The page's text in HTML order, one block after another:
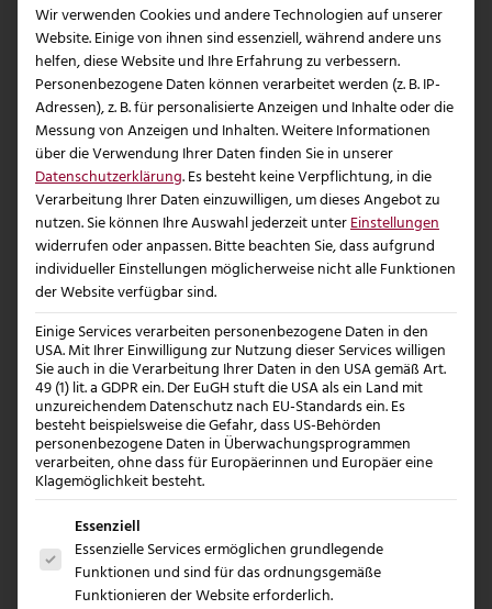
01
Erstgespräch und Beratung
Wir beginnen den Logo-Entwicklungsprozess mit
einem ausführlichen Erstgespräch. Hierbei lernen wir
uns gegenseitig kennen und besprechen Ihre
Wünsche und Vorstellungen. Es geht darum, ein
Gefühl für Ihre Marke zu entwickeln und
herauszufinden, was das Logo ausdrücken soll.
Gleichzeitig können Sie uns alle Fragen stellen und
erhalten eine erste Einschätzung über den zeitlichen
und finanziellen Rahmen. Unser Ziel ist es, ein klares
Bild von Ihren Anforderungen zu bekommen und
Wir verwenden Cookies und andere Technologien auf unserer
Website. Einige von ihnen sind essenziell, während andere uns
helfen, diese Website und Ihre Erfahrung zu verbessern.
Personenbezogene Daten können verarbeitet werden (z. B. IP-
Adressen), z. B. für personalisierte Anzeigen und Inhalte oder die
Messung von Anzeigen und Inhalten.Weitere Informationen
über die Verwendung Ihrer Daten finden Sie in unserer
Datenschutzerklärung.Es besteht keine Verpflichtung, in die
Verarbeitung Ihrer Daten einzuwilligen, um dieses Angebot zu
nutzen.Sie können Ihre Auswahl jederzeit unterEinstellungen
widerrufen oder anpassen.Bitte beachten Sie, dass aufgrund
individueller Einstellungen möglicherweise nicht alle Funktionen
der Website verfügbar sind.
Einige Services verarbeiten personenbezogene Daten in den
USA. Mit Ihrer Einwilligung zur Nutzung dieser Services willigen
Sie auch in die Verarbeitung Ihrer Daten in den USA gemäß Art.
49 (1) lit. a GDPR ein. Der EuGH stuft die USA als ein Land mit
unzureichendem Datenschutz nach EU-Standards ein. Es
besteht beispielsweise die Gefahr, dass US-Behörden
personenbezogene Daten in Überwachungsprogrammen
verarbeiten, ohne dass für Europäerinnen und Europäer eine
Klagemöglichkeit besteht.
Es folgt eine Liste der Service-Gruppen, für die
Essenziell
Essenzielle Services ermöglichen grundlegende
Funktionen und sind für das ordnungsgemäße
Funktionieren der Website erforderlich.